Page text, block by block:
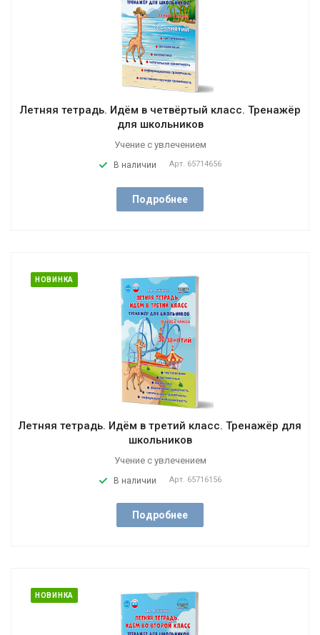
Летняя тетрадь. Идём в четвёртый класс. Тренажёр
для школьников
Учение с увлечением
В наличии Арт. 65714656
Подробнее
НОВИНКА
Летняя тетрадь. Идём в третий класс. Тренажёр для
школьников
Учение с увлечением
В наличии Арт. 65716156
Подробнее
НОВИНКА